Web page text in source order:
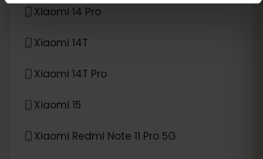
Xiaomi 14 Pro
Xiaomi 14T
Xiaomi 14T Pro
Xiaomi 15
Xiaomi Redmi Note 11 Pro 5G